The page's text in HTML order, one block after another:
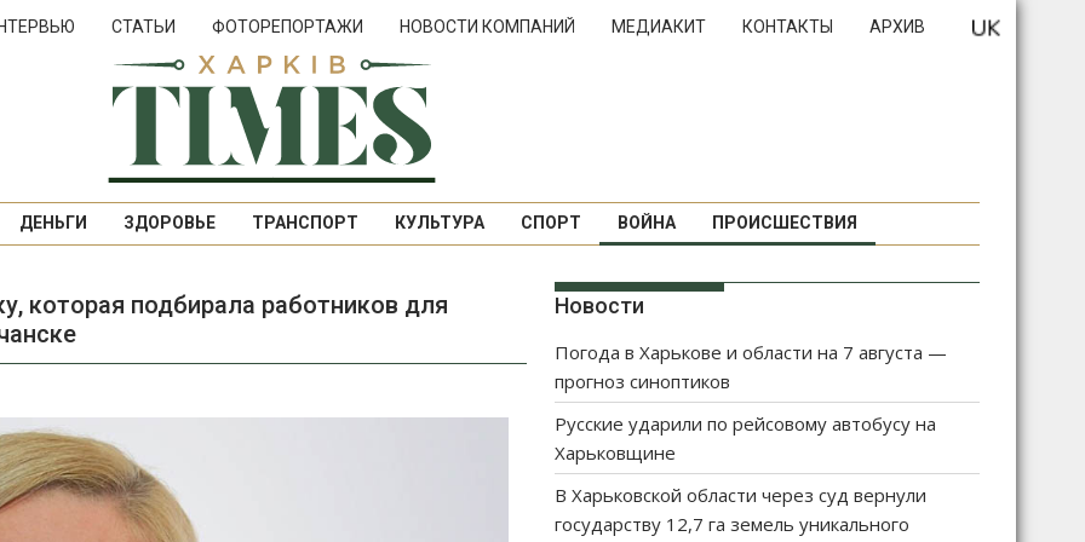
СТАТЬИ ФОТОРЕПОРТАЖИ НОВОСТИ КОМПАНИЙ МЕДИАКИТ КОНТАКТЫ АРХИВ
ДЕНЬГИ ЗДОРОВЬЕ ТРАНСПОРТ КУЛЬТУРА СПОРТ ВОЙНА ПРОИСШЕСТВИЯ
которая подбирала работников для
Новости
Погода в Харькове и области на 7 августа —
прогноз синоптиков
Русские ударили по рейсовому автобусу на
Харьковщине
В Харьковской области через суд вернули
государству 12,7 га земель уникального